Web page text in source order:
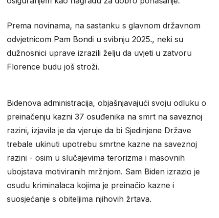
Prema novinama, na sastanku s glavnom državnom
odvjetnicom Pam Bondi u svibnju 2025., neki su
dužnosnici uprave izrazili želju da uvjeti u zatvoru
Florence budu još stroži.
Bidenova administracija, objašnjavajući svoju odluku o
preinačenju kazni 37 osuđenika na smrt na saveznoj
razini, izjavila je da vjeruje da bi Sjedinjene Države
trebale ukinuti upotrebu smrtne kazne na saveznoj
razini - osim u slučajevima terorizma i masovnih
ubojstava motiviranih mržnjom. Sam Biden izrazio je
osudu kriminalaca kojima je preinačio kazne i
suosjećanje s obiteljima njihovih žrtava.